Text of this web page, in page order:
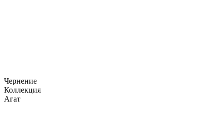
Чернение
Коллекция
Агат